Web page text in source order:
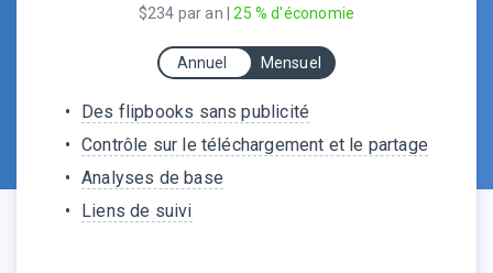
$234 par an |25 % d'économie
Annuel Mensuel
Des flipbooks sans publicité
Contrôle sur le téléchargement et le partage
Analyses de base
Liens de suivi